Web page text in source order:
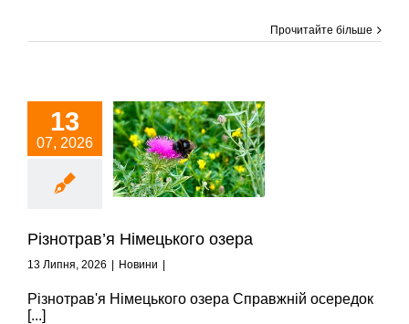
Прочитайте більше
13
07, 2026
Різнотрав’я
озера
Новини
Різнотрав’я Німецького озера
13 Липня, 2026 Новини
Різнотрав'я Німецького озера Справжній осередок
[...]